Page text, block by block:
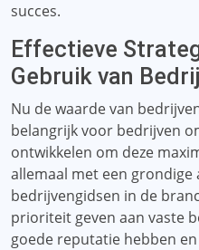
succes.
Effectieve
Gebruik van
Nu de waarde van
belangrijk voor bedrijven
ontwikkelen om deze
allemaal met een grondige
bedrijvengidsen in de
prioriteit geven aan vaste
goede reputatie hebben